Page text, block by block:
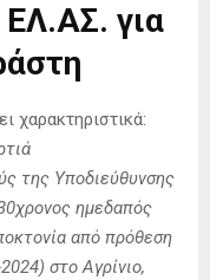
για
χαρακτηριστικά:
της Υποδιεύθυνσης
ημεδαπός
από πρόθεση
στο Αγρίνιο,